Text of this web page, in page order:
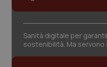
Sanità digitale per
sostenibilità. Ma
tracking-enable